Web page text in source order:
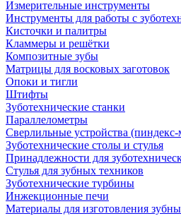
Измерительные инструменты
Инструменты для работы с
Кисточки и палитры
Кламмеры и решётки
Композитные зубы
Матрицы для восковых заготовок
Опоки и тигли
Штифты
Зуботехнические станки
Параллелометры
Сверлильные устройства
Зуботехнические столы и стулья
Принадлежности для
Стулья для зубных техников
Зуботехнические турбины
Инжекционные печи
Материалы для изготовления